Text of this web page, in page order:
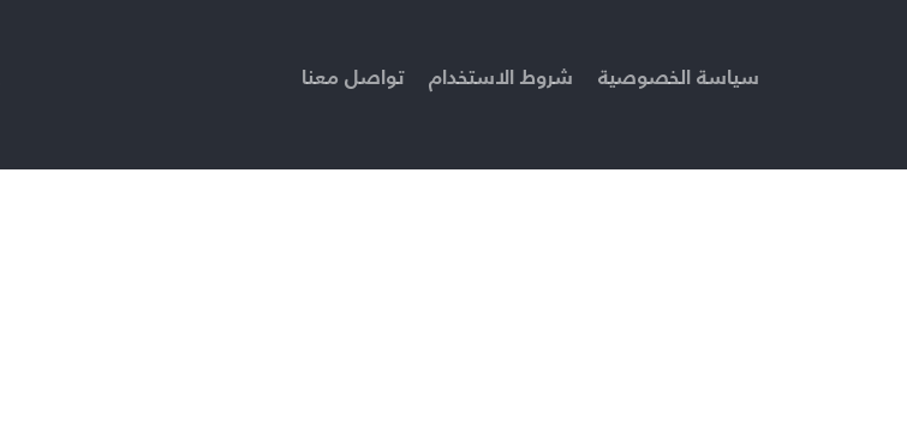
تواصل معنا شروط الاستخدام سياسة الخصوصية